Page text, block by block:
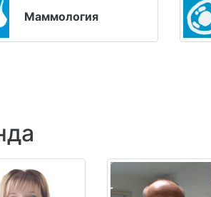
Маммология